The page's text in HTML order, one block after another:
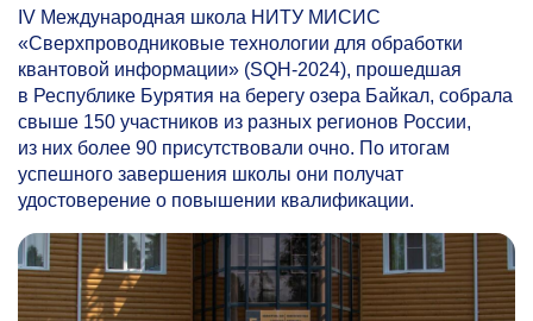
IV Международная школа НИТУ МИСИС
«Сверхпроводниковые технологии для обработки
квантовой информации» (SQH-2024), прошедшая
в Республике Бурятия на берегу озера Байкал, собрала
свыше 150 участников из разных регионов России,
из них более 90 присутствовали очно. По итогам
успешного завершения школы они получат
удостоверение о повышении квалификации.